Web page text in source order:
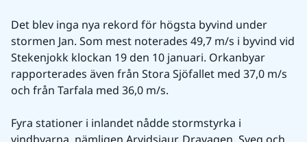
Det blev inga nya rekord för högsta byvind under
stormen Jan. Som mest noterades 49,7 m/s i byvind vid
Stekenjokk klockan 19 den 10 januari. Orkanbyar
rapporterades även från Stora Sjöfallet med 37,0 m/s
och från Tarfala med 36,0 m/s.
Fyra stationer i inlandet nådde stormstyrka i
vindbyarna, nämligen Arvidsjaur, Dravagen, Sveg och